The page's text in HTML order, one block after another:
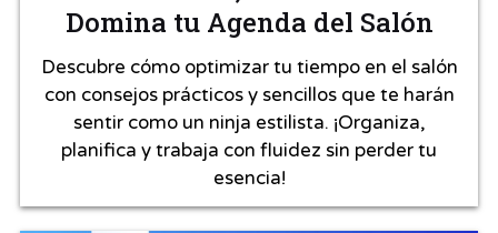
Domina tu Agenda del Salón
Descubre cómo optimizar tu tiempo en el salón
con consejos prácticos y sencillos que te harán
sentir como un ninja estilista. ¡Organiza,
planifica y trabaja con fluidez sin perder tu
esencia!